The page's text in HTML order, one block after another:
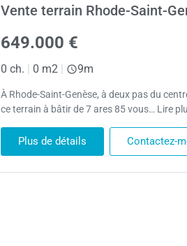
Vente terrain Rhode-Saint-
649.000 €
0 ch. | 0 m2 | 9m
À Rhode-Saint-Genèse, à deux pas du
ce terrain à bâtir de 7 ares 85 vous… Lire
Plus de détails Contactez-